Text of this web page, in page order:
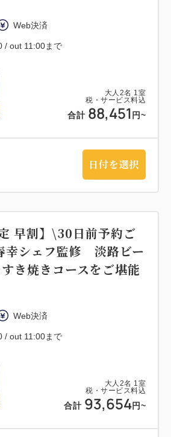
大人 2名 1 室
税・サービス料込
合計 88,451 円~
Web決済
/ out 11:00まで
日付を選択
大人 2名 1 室
税・サービス料込
合計 93,654円~
早割】\30日前予約ご
幸シェフ監修 淡路ビー
き焼きコースをご堪能
Web決済
/ out 11:00まで